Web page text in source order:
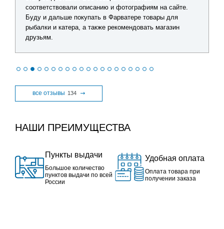
соответствовали описанию и фотографиям на сайте.
Буду и дальше покупать в Фарватере товары для
рыбалки и катера, а также рекомендовать магазин
друзьям.
все отзывы 134
НАШИ ПРЕИМУЩЕСТВА
Пункты выдачи
Большое количество
пунктов выдачи по всей
России
Удобная оплата
Оплата товара при
получении заказа